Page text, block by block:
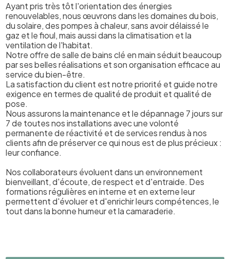
Ayant pris très tôt l'orientation des énergies
renouvelables, nous œuvrons dans les domaines du bois,
du solaire, des pompes à chaleur, sans avoir délaissé le
gaz et le fioul, mais aussi dans la climatisation et la
ventilation de l'habitat.
Notre offre de salle de bains clé en main séduit beaucoup
par ses belles réalisations et son organisation efficace au
service du bien-être.
La satisfaction du client est notre priorité et guide notre
exigence en termes de qualité de produit et qualité de
pose.
Nous assurons la maintenance et le dépannage 7 jours sur
7 de toutes nos installations avec une volonté
permanente de réactivité et de services rendus à nos
clients afin de préserver ce qui nous est de plus précieux :
leur confiance.
Nos collaborateurs évoluent dans un environnement
bienveillant, d'écoute, de respect et d'entraide. Des
formations régulières en interne et en externe leur
permettent d'évoluer et d'enrichir leurs compétences, le
tout dans la bonne humeur et la camaraderie.